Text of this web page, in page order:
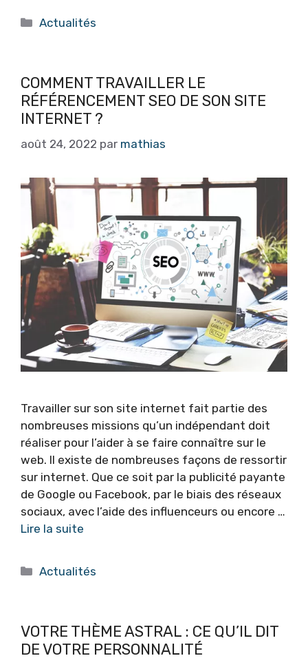
Catégories
Actualités
COMMENT TRAVAILLER LE
RÉFÉRENCEMENT SEO DE SON SITE
INTERNET ?
août 24, 2022 par mathias
Travailler sur son site internet fait partie des
nombreuses missions qu’un indépendant doit
réaliser pour l’aider à se faire connaître sur le
web. Il existe de nombreuses façons de ressortir
sur internet. Que ce soit par la publicité payante
de Google ou Facebook, par le biais des réseaux
sociaux, avec l’aide des influenceurs ou encore …
Lire la suite
Catégories
Actualités
VOTRE THÈME ASTRAL : CE QU’IL DIT
DE VOTRE PERSONNALITÉ